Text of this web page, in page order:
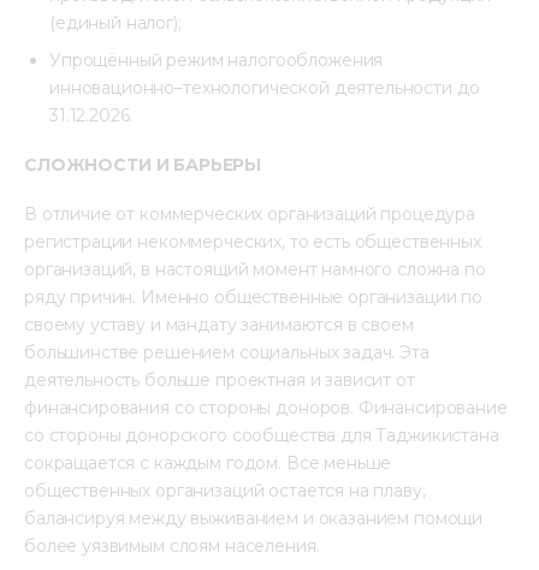
(единый налог);
Упрощённый режим налогообложения
инновационно–технологической деятельности до
31.12.2026.
СЛОЖНОСТИ И БАРЬЕРЫ
В отличие от коммерческих организаций процедура
регистрации некоммерческих, то есть общественных
организаций, в настоящий момент намного сложна по
ряду причин. Именно общественные организации по
своему уставу и мандату занимаются в своем
большинстве решением социальных задач. Эта
деятельность больше проектная и зависит от
финансирования со стороны доноров. Финансирование
со стороны донорского сообщества для Таджикистана
сокращается с каждым годом. Все меньше
общественных организаций остается на плаву,
балансируя между выживанием и оказанием помощи
более уязвимым слоям населения.